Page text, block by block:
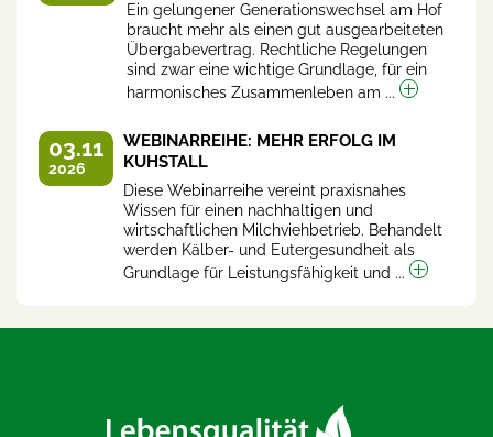
Ein gelungener Generationswechsel am Hof
braucht mehr als einen gut ausgearbeiteten
Übergabevertrag. Rechtliche Regelungen
sind zwar eine wichtige Grundlage, für ein
harmonisches Zusammenleben am ...
03.11
2026
WEBINARREIHE: MEHR ERFOLG IM
KUHSTALL
Diese Webinarreihe vereint praxisnahes
Wissen für einen nachhaltigen und
wirtschaftlichen Milchviehbetrieb. Behandelt
werden Kälber- und Eutergesundheit als
Grundlage für Leistungsfähigkeit und ...